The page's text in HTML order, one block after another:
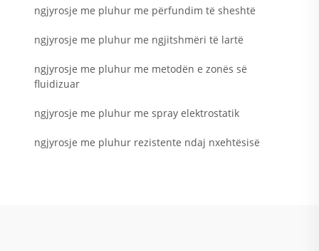
ngjyrosje me pluhur me përfundim të sheshtë
ngjyrosje me pluhur me ngjitshmëri të lartë
ngjyrosje me pluhur me metodën e zonës së
fluidizuar
ngjyrosje me pluhur me spray elektrostatik
ngjyrosje me pluhur rezistente ndaj nxehtësisë